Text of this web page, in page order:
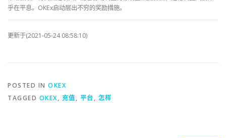
乎在平息。OKEx启动层出不穷的奖励措施。
更新于(2021-05-24 08:58:10)
POSTED IN OKEX
TAGGED OKEX, 充值, 平台, 怎样